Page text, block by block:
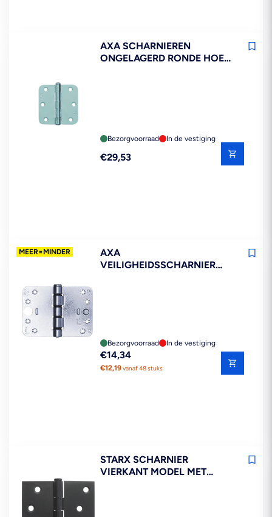
AXA SCHARNIEREN
ONGELAGERD RONDE HOEK
Bezorgvoorraad In de vestiging
Reguliere
€29,53
MEER=MINDER
AXA
VEILIGHEIDSSCHARNIER
Bezorgvoorraad In de vestiging
Reguliere
prijs
€14,34
€12,19vanaf 48 stuks
STARX SCHARNIER
VIERKANT MODEL MET